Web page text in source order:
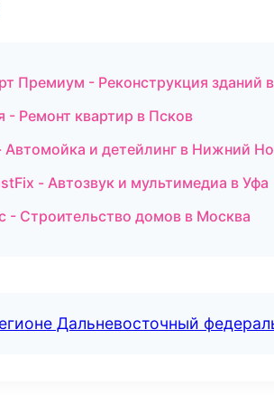
Премиум - Реконструкция зданий
Ремонт квартир в Псков
Автомойка и детейлинг в Нижний
- Автозвук и мультимедиа в Уфа
- Строительство домов в Москва
Дальневосточный